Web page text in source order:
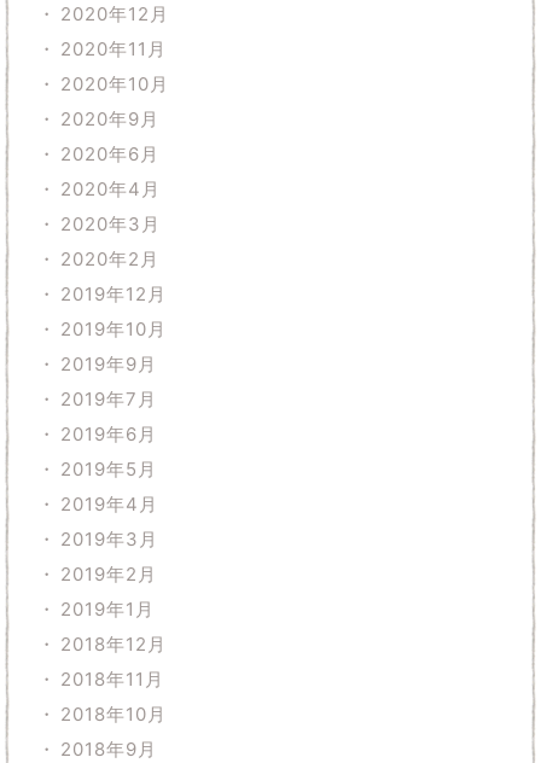
2020年12月
2020年11月
2020年10月
2020年9月
2020年6月
2020年4月
2020年3月
2020年2月
2019年12月
2019年10月
2019年9月
2019年7月
2019年6月
2019年5月
2019年4月
2019年3月
2019年2月
2019年1月
2018年12月
2018年11月
2018年10月
2018年9月